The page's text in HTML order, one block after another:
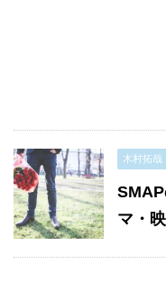
木村拓哉
マ・